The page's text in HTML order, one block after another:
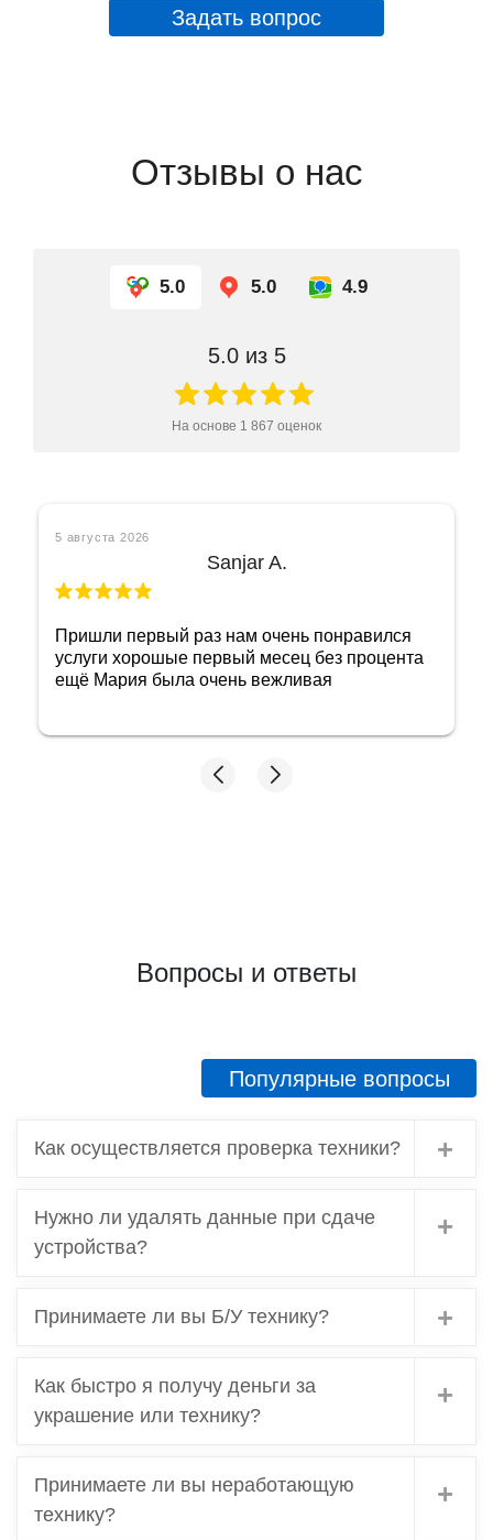
Задать вопрос
Отзывы о нас
5.0 5.0 4.9
5.0из 5
На основе 1 867 оценок
5 августа 2026
Sanjar A.
Пришли первый раз нам очень понравился
услуги хорошые первый месец без процента
ещё Мария была очень вежливая
Вопросы и ответы
Популярные вопросы
Как осуществляется проверка техники?
Нужно ли удалять данные при сдаче
устройства?
Принимаете ли вы Б/У технику?
Как быстро я получу деньги за
украшение или технику?
Принимаете ли вы неработающую
технику?